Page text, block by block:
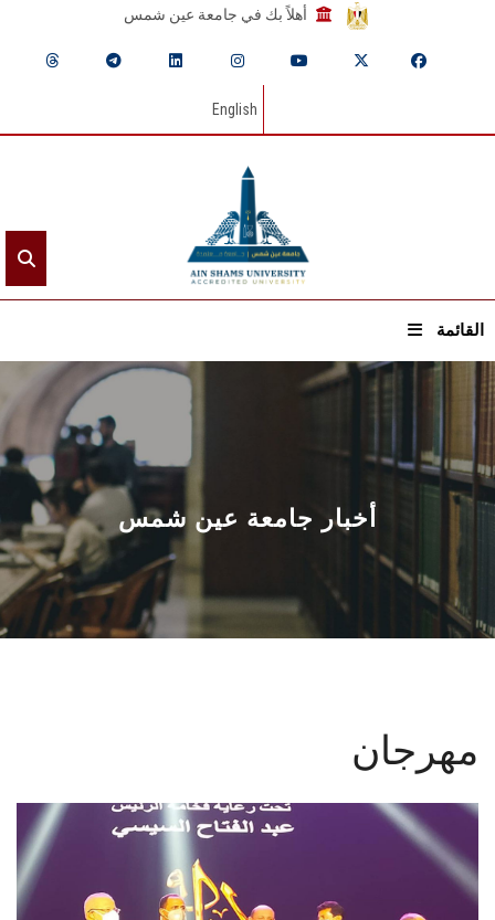
أهلاً بك في جامعة عين شمس
English
القائمة
الرئيسيـة
عن الجامعة
القطاعـات
الشئون الأكاديمية
البحث العلمي
الأنظمة الذكية
الإعلام
أخبار جامعة عين شمس
مهرجان